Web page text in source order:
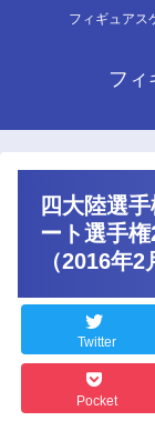
フィギュアス
フィ
四大陸選
ート選手
（2016年
Twitter
Pocket